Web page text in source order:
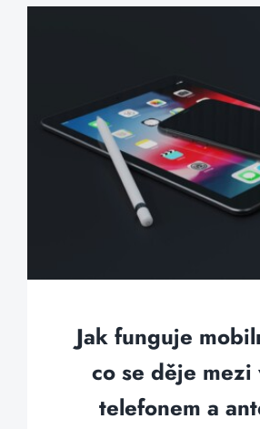
Jak funguje
co se děje mezi
telefonem a